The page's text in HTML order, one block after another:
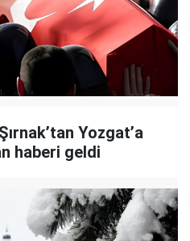
Yozgat’a
haberi geldi